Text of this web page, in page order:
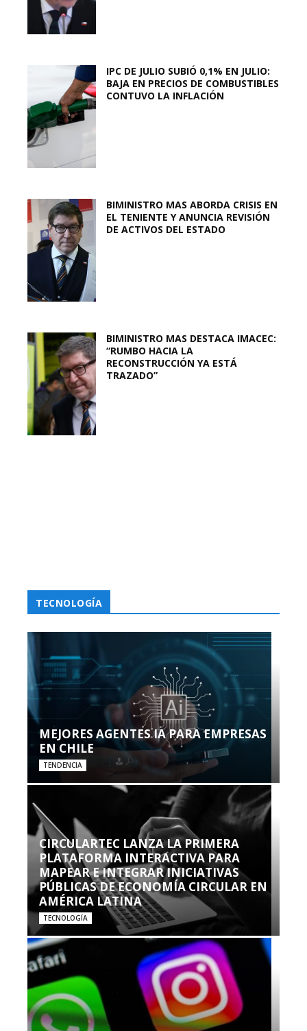
IPC DE JULIO SUBIÓ 0,1% EN JULIO:
BAJA EN PRECIOS DE COMBUSTIBLES
CONTUVO LA INFLACIÓN
BIMINISTRO MAS ABORDA CRISIS EN
EL TENIENTE Y ANUNCIA REVISIÓN
DE ACTIVOS DEL ESTADO
BIMINISTRO MAS DESTACA IMACEC:
“RUMBO HACIA LA
RECONSTRUCCIÓN YA ESTÁ
TRAZADO”
TECNOLOGÍA
MEJORES AGENTES IA PARA EMPRESAS
EN CHILE
TENDENCIA
CIRCULARTEC LANZA LA PRIMERA
PLATAFORMA INTERACTIVA PARA
MAPEAR E INTEGRAR INICIATIVAS
PÚBLICAS DE ECONOMÍA CIRCULAR EN
AMÉRICA LATINA
TECNOLOGÍA